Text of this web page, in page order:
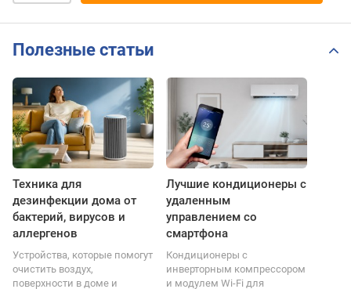
Полезные статьи
Техника для
дезинфекции дома от
бактерий, вирусов и
аллергенов
Устройства, которые помогут
очистить воздух,
поверхности в доме и
Лучшие кондиционеры с
удаленным
управлением со
смартфона
Кондиционеры с
инверторным компрессором
и модулем Wi-Fi для